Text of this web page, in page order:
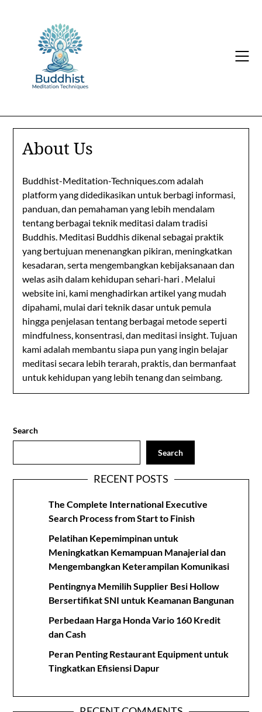
About Us
Buddhist-Meditation-Techniques.com adalah
platform yang didedikasikan untuk berbagi informasi,
panduan, dan pemahaman yang lebih mendalam
tentang berbagai teknik meditasi dalam tradisi
Buddhis. Meditasi Buddhis dikenal sebagai praktik
yang bertujuan menenangkan pikiran, meningkatkan
kesadaran, serta mengembangkan kebijaksanaan dan
welas asih dalam kehidupan sehari-hari . Melalui
website ini, kami menghadirkan artikel yang mudah
dipahami, mulai dari teknik dasar untuk pemula
hingga penjelasan tentang berbagai metode seperti
mindfulness, konsentrasi, dan meditasi insight. Tujuan
kami adalah membantu siapa pun yang ingin belajar
meditasi secara lebih terarah, praktis, dan bermanfaat
untuk kehidupan yang lebih tenang dan seimbang.
Search
Search
RECENT POSTS
The Complete International Executive
Search Process from Start to Finish
Pelatihan Kepemimpinan untuk
Meningkatkan Kemampuan Manajerial dan
Mengembangkan Keterampilan Komunikasi
Pentingnya Memilih Supplier Besi Hollow
Bersertifikat SNI untuk Keamanan Bangunan
Perbedaan Harga Honda Vario 160 Kredit
dan Cash
Peran Penting Restaurant Equipment untuk
Tingkatkan Efisiensi Dapur